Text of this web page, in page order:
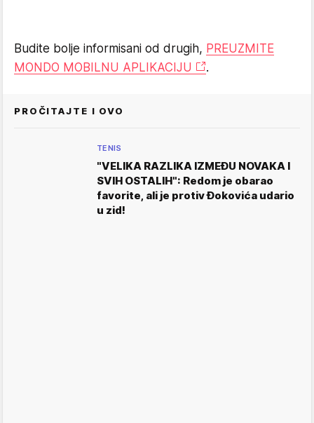
Budite bolje informisani od drugih, PREUZMITE
MONDO MOBILNU APLIKACIJU
.
PROČITAJTE I OVO
TENIS
"VELIKA RAZLIKA IZMEĐU NOVAKA I
SVIH OSTALIH": Redom je obarao
favorite, ali je protiv Đokovića udario
u zid!